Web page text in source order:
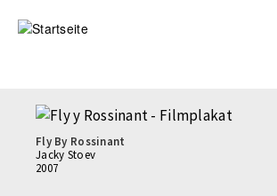
zum
Fly By Rossinant
Jacky Stoev
2007